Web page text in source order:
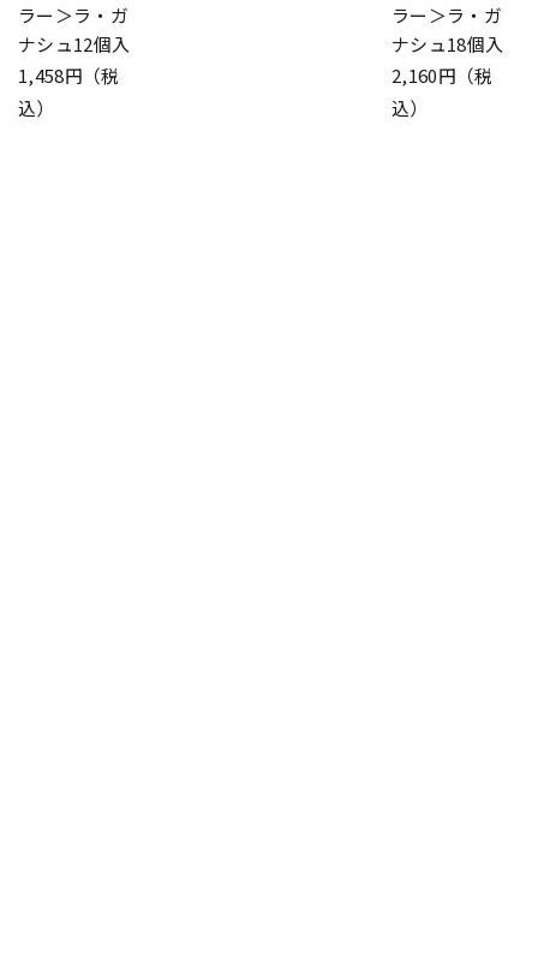
ラー＞ラ・ガ
ナシュ12個入
1,458円（税
込）
ラー＞ラ・ガ
ナシュ18個入
2,160円（税
込）